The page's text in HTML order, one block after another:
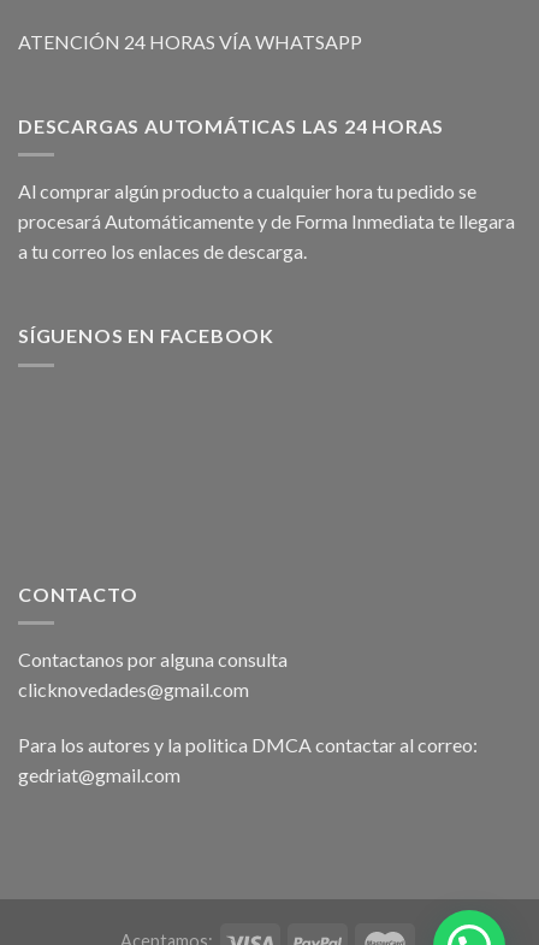
ATENCIÓN 24 HORAS VÍA WHATSAPP
DESCARGAS AUTOMÁTICAS LAS 24 HORAS
Al comprar algún producto a cualquier hora tu pedido se
procesará Automáticamente y de Forma Inmediata te llegara
a tu correo los enlaces de descarga.
SÍGUENOS EN FACEBOOK
CONTACTO
Contactanos por alguna consulta
clicknovedades@gmail.com
Para los autores y la politica DMCA contactar al correo:
gedriat@gmail.com